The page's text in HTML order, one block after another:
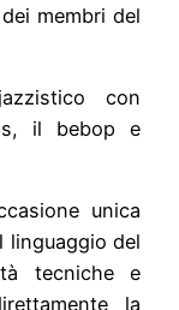
membri del
con
il bebop e
unica
linguaggio del
tecniche e
la